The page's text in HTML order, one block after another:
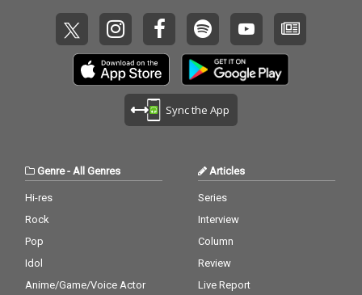
Sync the App
Genre-All Genres
Hi-res
Rock
Pop
Idol
Anime/Game/Voice Actor
Articles
Series
Interview
Column
Review
Live Report